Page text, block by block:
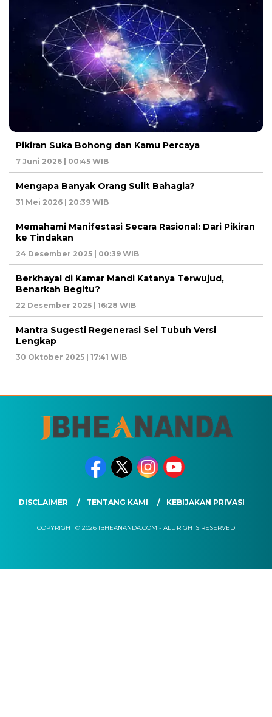
Pikiran Suka Bohong dan Kamu Percaya
7 Juni 2026 | 00:45 WIB
Mengapa Banyak Orang Sulit Bahagia?
31 Mei 2026 | 20:39 WIB
Memahami Manifestasi Secara Rasional: Dari Pikiran
ke Tindakan
24 Desember 2025 | 00:39 WIB
Berkhayal di Kamar Mandi Katanya Terwujud,
Benarkah Begitu?
22 Desember 2025 | 16:28 WIB
Mantra Sugesti Regenerasi Sel Tubuh Versi
Lengkap
30 Oktober 2025 | 17:41 WIB
DISCLAIMER TENTANG KAMI KEBIJAKAN PRIVASI
COPYRIGHT © 2026 IBHEANANDA.COM - ALL RIGHTS RESERVED